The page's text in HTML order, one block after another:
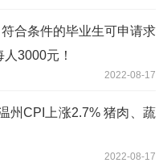
合条件的毕业生可申请求
3000元！
2022-08-17
州CPI上涨2.7% 猪肉、蔬
2022-08-17